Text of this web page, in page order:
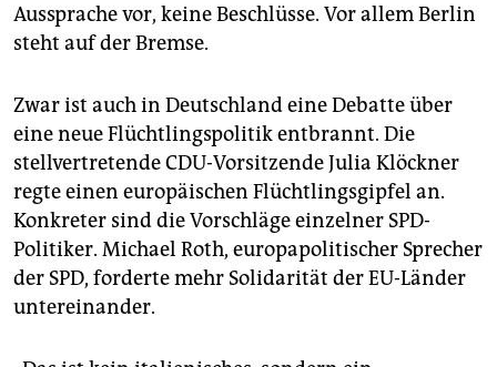
Aussprache vor, keine Beschlüsse. Vor allem Berlin
steht auf der Bremse.
Zwar ist auch in Deutschland eine Debatte über
eine neue Flüchtlingspolitik entbrannt. Die
stellvertretende CDU-Vorsitzende Julia Klöckner
regte einen europäischen Flüchtlingsgipfel an.
Konkreter sind die Vorschläge einzelner SPD-
Politiker. Michael Roth, europapolitischer Sprecher
der SPD, forderte mehr Solidarität der EU-Länder
untereinander.